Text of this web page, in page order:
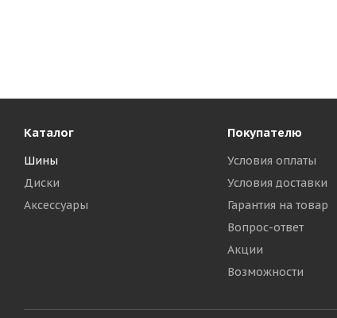
Каталог
Шины
Диски
Аксессуары
Покупателю
Условия оплаты
Условия доставки
Гарантия на товар
Вопрос-ответ
Акции
Возможности